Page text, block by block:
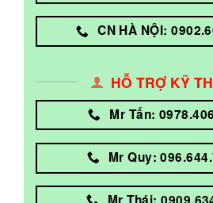
CN HÀ NỘI:
HỖ TRỢ KỸ
Mr Tấn:
Mr Quy: